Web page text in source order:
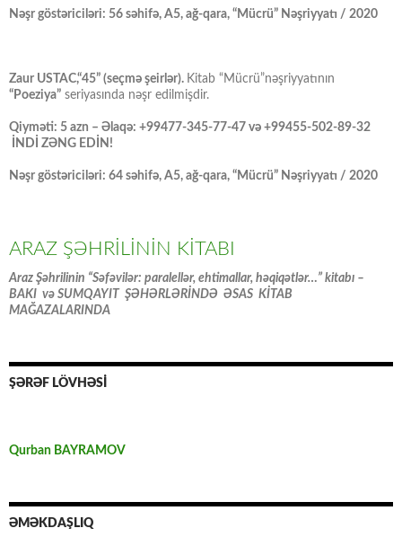
Nəşr göstəriciləri: 56 səhifə, A5, ağ-qara, “Mücrü” Nəşriyyatı / 2020
Zaur USTAC,“45” (seçmə şeirlər). Kitab “Mücrü”nəşriyyatının
“Poeziya” seriyasında nəşr edilmişdir.
Qiyməti: 5 azn – Əlaqə: +99477-345-77-47 və +99455-502-89-32
İNDİ ZƏNG EDİN!
Nəşr göstəriciləri: 64 səhifə, A5, ağ-qara, “Mücrü” Nəşriyyatı / 2020
ARAZ ŞƏHRİLİNİN KİTABI
Araz Şəhrilinin “Səfəvilər: paralellər, ehtimallar, həqiqətlər…” kitabı –
BAKI və SUMQAYIT ŞƏHƏRLƏRİNDƏ ƏSAS KİTAB
MAĞAZALARINDA
ŞƏRƏF LÖVHƏSİ
Qurban BAYRAMOV
ƏMƏKDAŞLIQ